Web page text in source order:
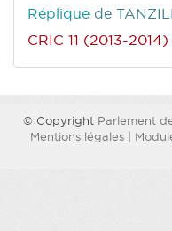
Réplique de
CRIC 11 (2013-
© Copyright Parlement
Mentions légales|